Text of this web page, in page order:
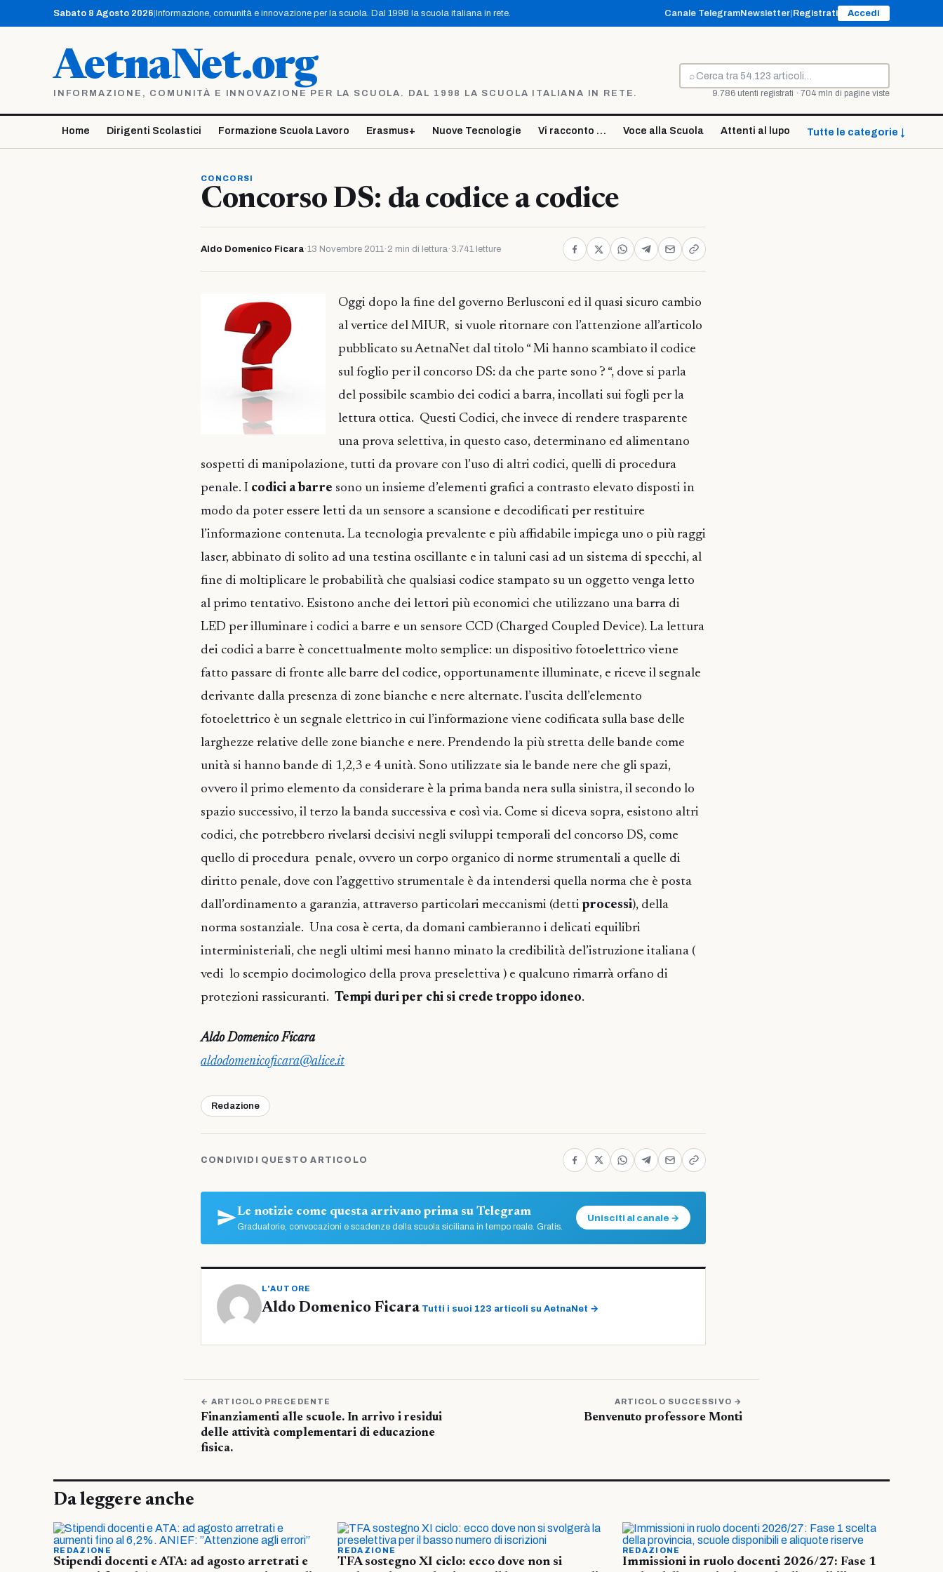
contenuto
Sabato 8 Agosto 2026 Informazione, comunità e innovazione per la scuola. Dal 1998 la scuola italiana in rete. Canale TelegramNewsletter Registrati Accedi
AetnaNet.org
INFORMAZIONE, COMUNITÀ E INNOVAZIONE PER LA SCUOLA. DAL 1998 LA SCUOLA ITALIANA IN RETE.
⌕
Cerca
9.786 utenti registrati · 704 mln di pagine viste
Home Dirigenti Scolastici Formazione Scuola Lavoro Erasmus+ Nuove Tecnologie Vi racconto … Voce alla Scuola Attenti al lupo Tutte le categorie ↓
CONCORSI
Concorso DS: da codice a codice
Aldo Domenico Ficara·13 Novembre 2011· 2 min di lettura· 3.741 letture
Oggi dopo la fine del governo Berlusconi ed il quasi sicuro cambio
al vertice del MIUR, si vuole ritornare con l’attenzione all’articolo
pubblicato su AetnaNet dal titolo “ Mi hanno scambiato il codice
sul foglio per il concorso DS: da che parte sono ? “, dove si parla
del possibile scambio dei codici a barra, incollati sui fogli per la
lettura ottica. Questi Codici, che invece di rendere trasparente
una prova selettiva, in questo caso, determinano ed alimentano
sospetti di manipolazione, tutti da provare con l’uso di altri codici, quelli di procedura
penale. I codici a barre sono un insieme d’elementi grafici a contrasto elevato disposti in
modo da poter essere letti da un sensore a scansione e decodificati per restituire
l’informazione contenuta. La tecnologia prevalente e più affidabile impiega uno o più raggi
laser, abbinato di solito ad una testina oscillante e in taluni casi ad un sistema di specchi, al
fine di moltiplicare le probabilità che qualsiasi codice stampato su un oggetto venga letto
al primo tentativo. Esistono anche dei lettori più economici che utilizzano una barra di
LED per illuminare i codici a barre e un sensore CCD (Charged Coupled Device). La lettura
dei codici a barre è concettualmente molto semplice: un dispositivo fotoelettrico viene
fatto passare di fronte alle barre del codice, opportunamente illuminate, e riceve il segnale
derivante dalla presenza di zone bianche e nere alternate. l’uscita dell’elemento
fotoelettrico è un segnale elettrico in cui l’informazione viene codificata sulla base delle
larghezze relative delle zone bianche e nere. Prendendo la più stretta delle bande come
unità si hanno bande di 1,2,3 e 4 unità. Sono utilizzate sia le bande nere che gli spazi,
ovvero il primo elemento da considerare è la prima banda nera sulla sinistra, il secondo lo
spazio successivo, il terzo la banda successiva e così via. Come si diceva sopra, esistono altri
codici, che potrebbero rivelarsi decisivi negli sviluppi temporali del concorso DS, come
quello di procedura penale, ovvero un corpo organico di norme strumentali a quelle di
diritto penale, dove con l’aggettivo strumentale è da intendersi quella norma che è posta
dall’ordinamento a garanzia, attraverso particolari meccanismi (dettiprocessi), della
norma sostanziale. Una cosa è certa, da domani cambieranno i delicati equilibri
interministeriali, che negli ultimi mesi hanno minato la credibilità del’istruzione italiana (
vedi lo scempio docimologico della prova preselettiva ) e qualcuno rimarrà orfano di
protezioni rassicuranti. Tempi duri per chi si crede troppo idoneo.
Aldo Domenico Ficara
aldodomenicoficara@alice.it
Redazione
CONDIVIDI QUESTO ARTICOLO
Le notizie come questa arrivano prima su Telegram
Graduatorie, convocazioni e scadenze della scuola siciliana in tempo reale. Gratis.
Unisciti al canale →
L'AUTORE
Aldo Domenico Ficara Tutti i suoi 123 articoli su AetnaNet →
← ARTICOLO PRECEDENTE
Finanziamenti alle scuole. In arrivo i residui
delle attività complementari di educazione
fisica.
ARTICOLO SUCCESSIVO →
Benvenuto professore Monti
Da leggere anche
REDAZIONE
Stipendi docenti e ATA: ad agosto arretrati e
REDAZIONE
TFA sostegno XI ciclo: ecco dove non si
REDAZIONE
Immissioni in ruolo docenti 2026/27: Fase 1